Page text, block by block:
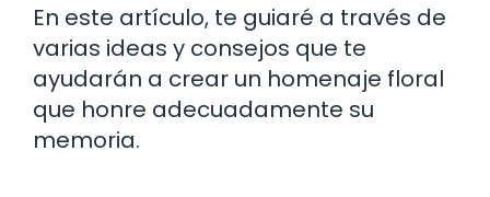
En este artículo, te guiaré a través de
varias ideas y consejos que te
ayudarán a crear un homenaje floral
que honre adecuadamente su
memoria.